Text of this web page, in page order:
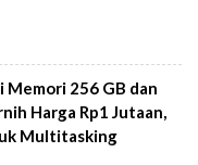
Memori 256 GB dan
Harga Rp1 Jutaan,
Multitasking